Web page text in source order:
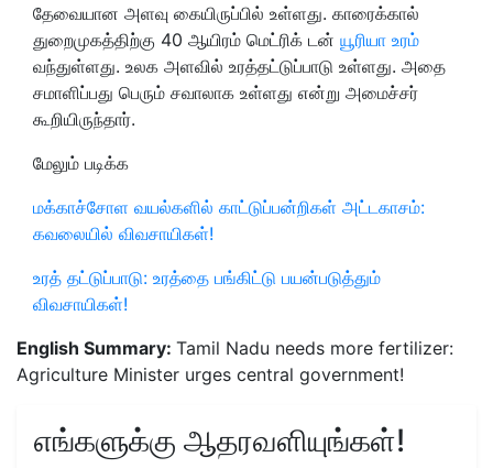
தேவையான அளவு கையிருப்பில் உள்ளது. காரைக்கால்
துறைமுகத்திற்கு 40 ஆயிரம் மெட்ரிக் டன் யூரியா உரம்
வந்துள்ளது. உலக அளவில் உரத்தட்டுப்பாடு உள்ளது. அதை
சமாளிப்பது பெரும் சவாலாக உள்ளது என்று அமைச்சர்
கூறியிருந்தார்.
மேலும் படிக்க
மக்காச்சோள வயல்களில் காட்டுப்பன்றிகள் அட்டகாசம்:
கவலையில் விவசாயிகள்!
உரத் தட்டுப்பாடு: உரத்தை பங்கிட்டு பயன்படுத்தும்
விவசாயிகள்!
English Summary: Tamil Nadu needs more fertilizer:
Agriculture Minister urges central government!
எங்களுக்கு ஆதரவளியுங்கள்!